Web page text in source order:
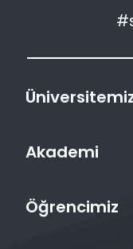
Akademi
Öğrencimiz